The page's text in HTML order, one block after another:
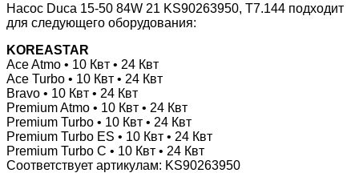
Насос Duca 15-50 84W 21 KS90263950, T7.144 подходит
для следующего оборудования:
KOREASTAR
Ace Atmo • 10 Квт • 24 Квт
Ace Turbo • 10 Квт • 24 Квт
Bravo • 10 Квт • 24 Квт
Premium Atmo • 10 Квт • 24 Квт
Premium Turbo • 10 Квт • 24 Квт
Premium Turbo ES • 10 Квт • 24 Квт
Premium Turbo C • 10 Квт • 24 Квт
Соответствует артикулам: KS90263950